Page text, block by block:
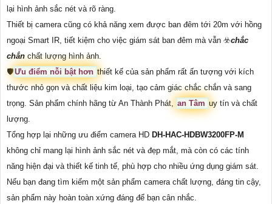
lại hình ảnh sắc nét và rõ ràng.
Thiết bị camera cũng có khả năng xem được ban đêm tới 20m với hồng
ngoại Smart IR, tiết kiệm cho việc giám sát ban đêm mà vẫn ☣️chắc
chắn chất lượng hình ảnh.
🛡Ưu điểm nỗi bật hơn thiết kế của sản phẩm rất ấn tượng với kích
thước nhỏ gọn và chất liệu kim loại, tạo cảm giác chắc chắn và sang
trọng. Sản phẩm chính hãng từ An Thành Phát,
an Tâm uy tín và chất
lượng.
Tổng hợp lại những ưu điểm camera HD DH-HAC-HDBW3200FP-M
không chỉ mang lại hình ảnh sắc nét và đẹp mắt, mà còn có các tính
năng hiện đại và thiết kế tinh tế, phù hợp cho nhiều ứng dụng giám sát.
Nếu bạn đang tìm kiếm một sản phẩm camera chất lượng, đáng tin cậy,
sản phẩm này hoàn toàn xứng đáng để bạn cân nhắc.